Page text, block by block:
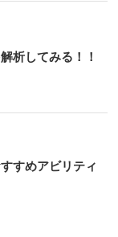
析してみる！！
すめアビリティ